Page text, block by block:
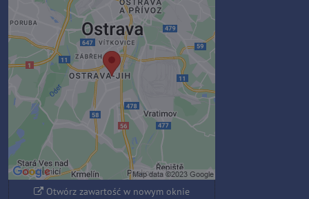
Zawartość zewnętrzna jest
blokowana przez opcje
prywatności
Czy chcesz załadować zawartość
zewnętrzną?
Zezwól raz
Zezwalaj zawsze - zgadzam się z
typem pliku cookie: Funkcjonalny
Otwórz zawartość w nowym oknie